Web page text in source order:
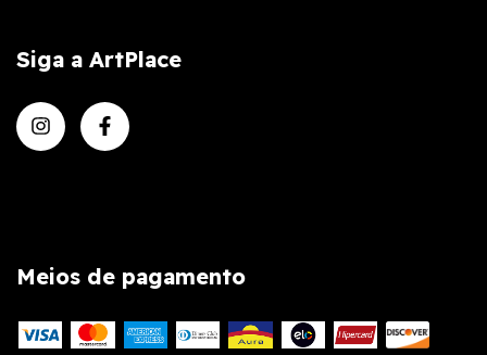
Siga a ArtPlace
Meios de pagamento